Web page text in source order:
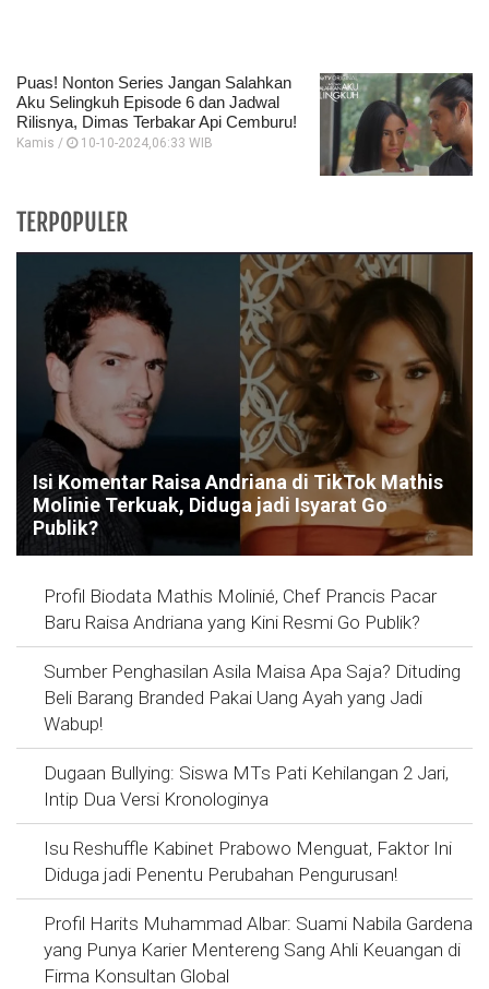
Puas! Nonton Series Jangan Salahkan
Aku Selingkuh Episode 6 dan Jadwal
Rilisnya, Dimas Terbakar Api Cemburu!
Kamis / 10-10-2024,06:33 WIB
TERPOPULER
Isi Komentar Raisa Andriana di TikTok Mathis
Molinie Terkuak, Diduga jadi Isyarat Go
Publik?
Profil Biodata Mathis Molinié, Chef Prancis Pacar
Baru Raisa Andriana yang Kini Resmi Go Publik?
Sumber Penghasilan Asila Maisa Apa Saja? Dituding
Beli Barang Branded Pakai Uang Ayah yang Jadi
Wabup!
Dugaan Bullying: Siswa MTs Pati Kehilangan 2 Jari,
Intip Dua Versi Kronologinya
Isu Reshuffle Kabinet Prabowo Menguat, Faktor Ini
Diduga jadi Penentu Perubahan Pengurusan!
Profil Harits Muhammad Albar: Suami Nabila Gardena
yang Punya Karier Mentereng Sang Ahli Keuangan di
Firma Konsultan Global